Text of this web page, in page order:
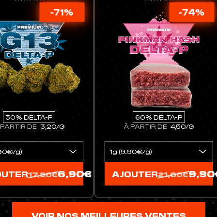
-74%
60% DELTA-P
DE 4,50/G
21,00€9,90€
-69%
40% DELTA-P
À PARTIR DE 3,50/G
AJOUTER18,70€9,90€